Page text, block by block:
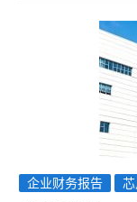
企业财务报告